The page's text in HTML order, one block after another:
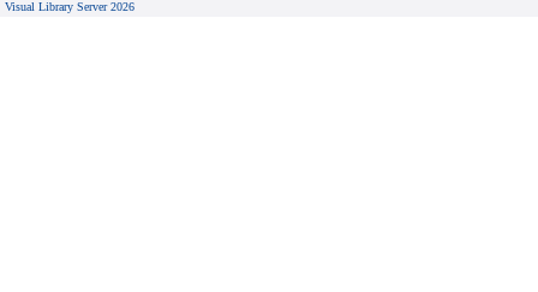
Visual Library Server 2026